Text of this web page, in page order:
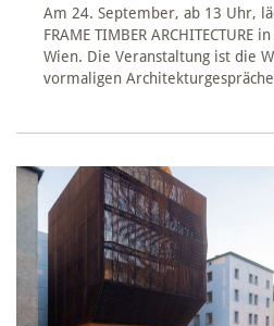
Am 24. September, ab 13 Uhr,
FRAME TIMBER ARCHITECTURE
Wien. Die Veranstaltung ist die
vormaligen